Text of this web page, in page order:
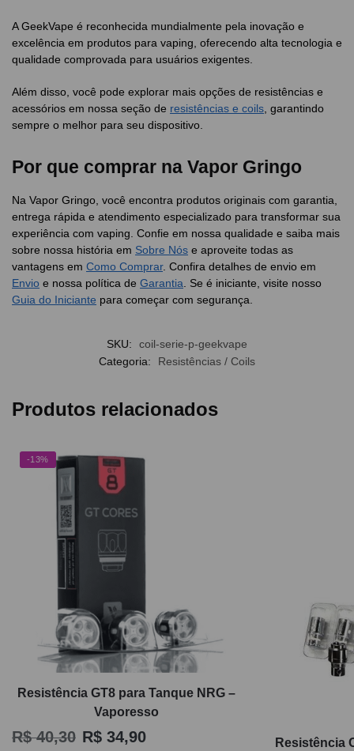
A GeekVape é reconhecida mundialmente pela inovação e
excelência em produtos para vaping, oferecendo alta tecnologia e
qualidade comprovada para usuários exigentes.
Além disso, você pode explorar mais opções de resistências e
acessórios em nossa seção de resistências e coils, garantindo
sempre o melhor para seu dispositivo.
Por que comprar na Vapor Gringo
Na Vapor Gringo, você encontra produtos originais com garantia,
entrega rápida e atendimento especializado para transformar sua
experiência com vaping. Confie em nossa qualidade e saiba mais
sobre nossa história em Sobre Nós e aproveite todas as
vantagens em Como Comprar. Confira detalhes de envio em
Envio e nossa política de Garantia . Se é iniciante, visite nosso
Guia do Iniciante para começar com segurança.
SKU:
coil-serie-p-geekvape
Categoria:
Resistências / Coils
Produtos relacionados
-13%
Resistência GT8 para Tanque NRG –
Vaporesso
R$40,30 R$ 34,90
Resistência